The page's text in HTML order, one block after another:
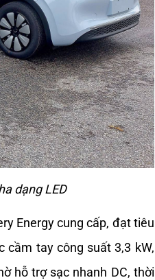
dạng LED
Energy cung cấp, đạt tiêu
cầm tay công suất 3,3 kW,
hỗ trợ sạc nhanh DC, thời